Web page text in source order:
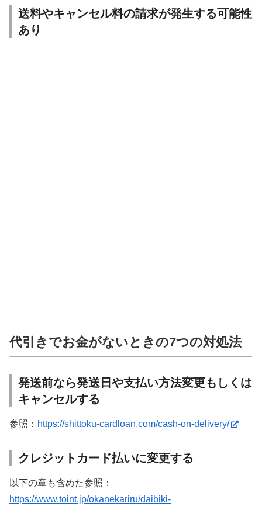
送料やキャンセル料の請求が発生する可能性
あり
代引きでお金がないときの7つの対処法
発送前なら発送日や支払い方法変更もしくは
キャンセルする
参照： https://shittoku-cardloan.com/cash-on-delivery/
クレジットカード払いに変更する
以下の章も含めた参照：
https://www.toint.jp/okanekariru/daibiki-